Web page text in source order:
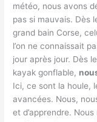
météo, nous avons
pas si mauvais. Dès
grand bain Corse,
l’on ne connaissait
jour après jour. Dès
kayak gonflable,
Ici, ce sont la houle,
avancées. Nous,
et d’apprendre.